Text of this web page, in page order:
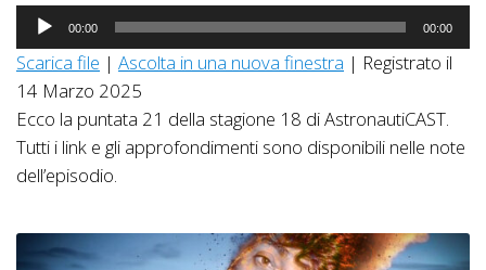
Audio
Player
00:00 00:00
Scarica file | Ascolta in una nuova finestra | Registrato il
14 Marzo 2025
Ecco la puntata 21 della stagione 18 di AstronautiCAST.
Tutti i link e gli approfondimenti sono disponibili nelle note
dell’episodio.